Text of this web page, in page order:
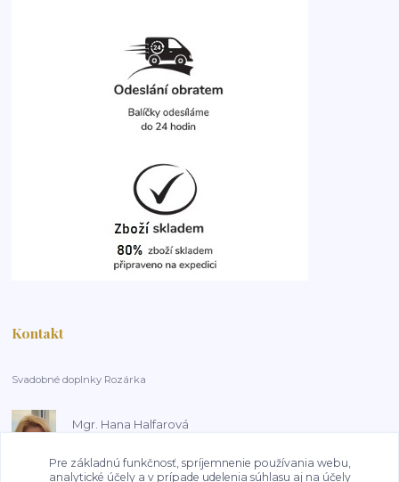
Kontakt
Svadobné doplnky Rozárka
Mgr. Hana Halfarová
14:00-18:00, pracovní dny
Pre základnú funkčnosť, spríjemnenie používania webu,
analytické účely a v prípade udelenia súhlasu aj na účely